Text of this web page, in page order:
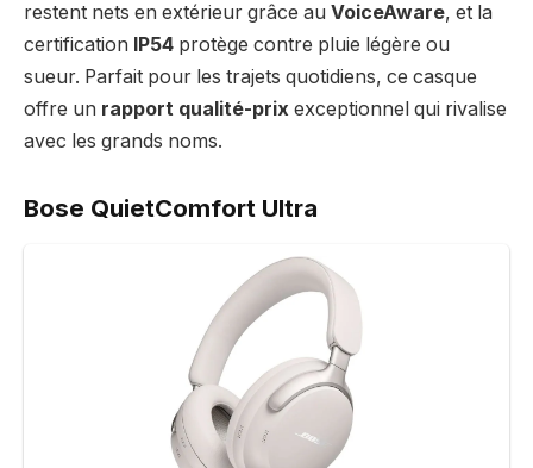
restent nets en extérieur grâce au VoiceAware, et la
certification IP54 protège contre pluie légère ou
sueur. Parfait pour les trajets quotidiens, ce casque
offre un rapport qualité-prix exceptionnel qui rivalise
avec les grands noms.
Bose QuietComfort Ultra